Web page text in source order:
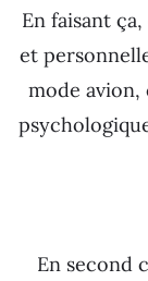
En faisant
et
mode avion,
En second